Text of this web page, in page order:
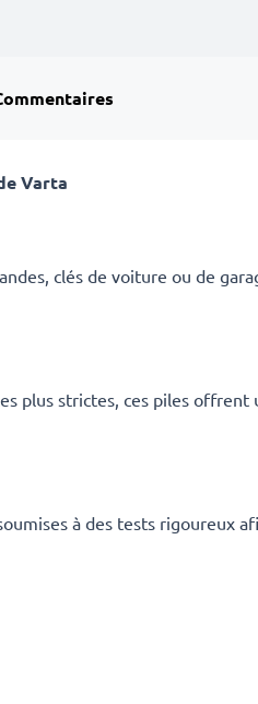
Varta
clés de voiture ou de
plus strictes, ces piles offrent
à des tests rigoureux